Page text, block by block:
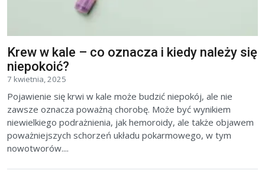
Krew w kale – co oznacza i kiedy należy się
niepokoić?
7 kwietnia, 2025
Pojawienie się krwi w kale może budzić niepokój, ale nie
zawsze oznacza poważną chorobę. Może być wynikiem
niewielkiego podrażnienia, jak hemoroidy, ale także objawem
poważniejszych schorzeń układu pokarmowego, w tym
nowotworów....